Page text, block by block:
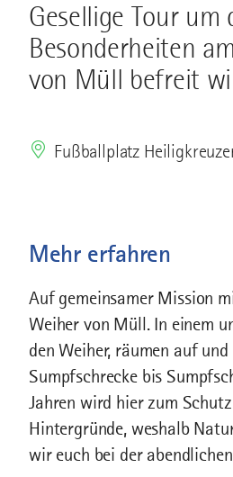
Gesellige Tour
Besonderheiten
von Müll befreit
Fußballplatz
Mehr erfahren
Auf gemeinsamer Mission
Weiher von Müll. In einem
den Weiher, räumen auf
Sumpfschrecke bis
Jahren wird hier zum
Hintergründe, weshalb
wir euch bei der